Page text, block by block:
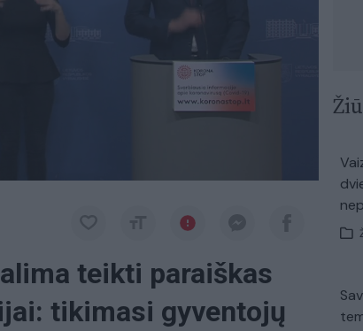
teikti paraiškas
tikimasi gyventojų